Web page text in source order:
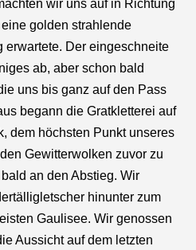
wir uns auf in Richtung
golden strahlende
erwartete. Der eingeschneite
ab, aber schon bald
uns bis ganz auf den Pass
begann die Gratkletterei auf
dem höchsten Punkt unseres
Gewitterwolken zuvor zu
an den Abstieg. Wir
hinunter zum
Gaulisee. Wir genossen
Aussicht auf dem letzten